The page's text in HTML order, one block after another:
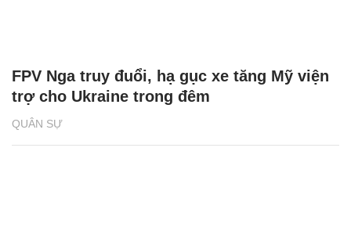
QUÂN SỰ
FPV Nga truy đuổi, hạ gục xe tăng Mỹ viện
trợ cho Ukraine trong đêm